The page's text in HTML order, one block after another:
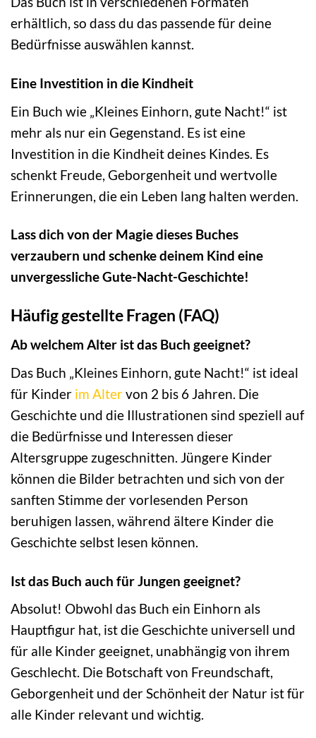
erhältlich, so dass du das passende für deine
Bedürfnisse auswählen kannst.
Eine Investition in die Kindheit
Ein Buch wie „Kleines Einhorn, gute Nacht!“ ist
mehr als nur ein Gegenstand. Es ist eine
Investition in die Kindheit deines Kindes. Es
schenkt Freude, Geborgenheit und wertvolle
Erinnerungen, die ein Leben lang halten werden.
Lass dich von der Magie dieses Buches
verzaubern und schenke deinem Kind eine
unvergessliche Gute-Nacht-Geschichte!
Häufig gestellte Fragen (FAQ)
Ab welchem Alter ist das Buch geeignet?
Das Buch „Kleines Einhorn, gute Nacht!“ ist ideal
für Kinder im Altervon 2 bis 6 Jahren. Die
Geschichte und die Illustrationen sind speziell auf
die Bedürfnisse und Interessen dieser
Altersgruppe zugeschnitten. Jüngere Kinder
können die Bilder betrachten und sich von der
sanften Stimme der vorlesenden Person
beruhigen lassen, während ältere Kinder die
Geschichte selbst lesen können.
Ist das Buch auch für Jungen geeignet?
Absolut! Obwohl das Buch ein Einhorn als
Hauptfigur hat, ist die Geschichte universell und
für alle Kinder geeignet, unabhängig von ihrem
Geschlecht. Die Botschaft von Freundschaft,
Geborgenheit und der Schönheit der Natur ist für
alle Kinder relevant und wichtig.